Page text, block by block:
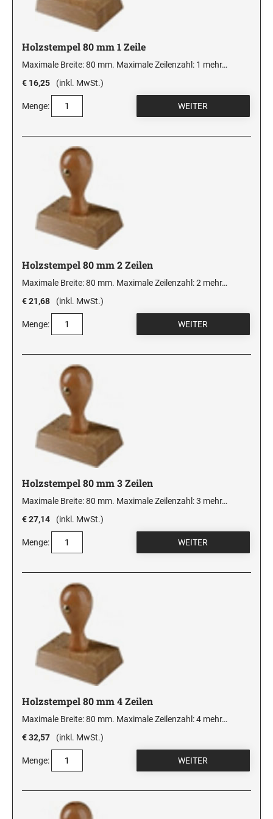
Holzstempel 80 mm 1 Zeile
Maximale Breite: 80 mm. Maximale Zeilenzahl: 1 mehr…
€ 16,25
(inkl. MwSt.)
Menge:
Holzstempel 80 mm 2 Zeilen
Maximale Breite: 80 mm. Maximale Zeilenzahl: 2 mehr…
€ 21,68
(inkl. MwSt.)
Menge:
Holzstempel 80 mm 3 Zeilen
Maximale Breite: 80 mm. Maximale Zeilenzahl: 3 mehr…
€ 27,14
(inkl. MwSt.)
Menge:
Holzstempel 80 mm 4 Zeilen
Maximale Breite: 80 mm. Maximale Zeilenzahl: 4 mehr…
€ 32,57
(inkl. MwSt.)
Menge: